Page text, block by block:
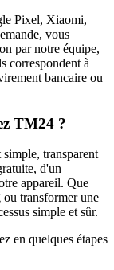
Pixel, Xiaomi,
vous
par notre équipe,
correspondent à
bancaire ou
TM24 ?
transparent
d'un
appareil. Que
transformer une
simple et sûr.
en quelques étapes